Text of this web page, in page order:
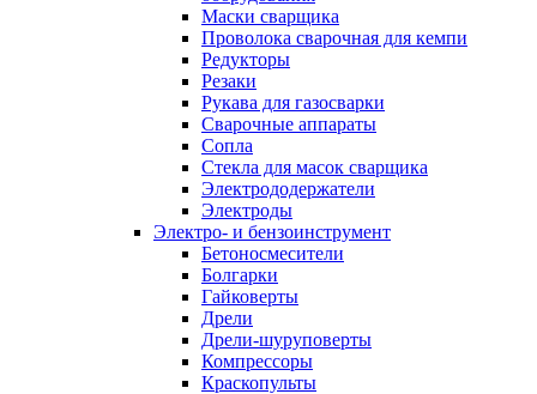
Маски сварщика
Проволока сварочная для кемпи
Редукторы
Резаки
Рукава для газосварки
Сварочные аппараты
Сопла
Стекла для масок сварщика
Электрододержатели
Электроды
Электро- и бензоинструмент
Бетоносмесители
Болгарки
Гайковерты
Дрели
Дрели-шуруповерты
Компрессоры
Краскопульты